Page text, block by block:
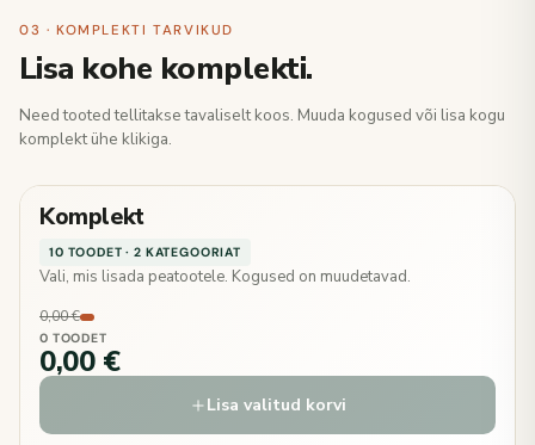
03 · KOMPLEKTI TARVIKUD
Lisa kohe komplekti.
Need tooted tellitakse tavaliselt koos. Muuda kogused või lisa kogu
komplekt ühe klikiga.
Komplekt
10 TOODET · 2 KATEGOORIAT
Vali, mis lisada peatootele. Kogused on muudetavad.
0,00 €
0 TOODET
0,00 €
Lisa valitud korvi